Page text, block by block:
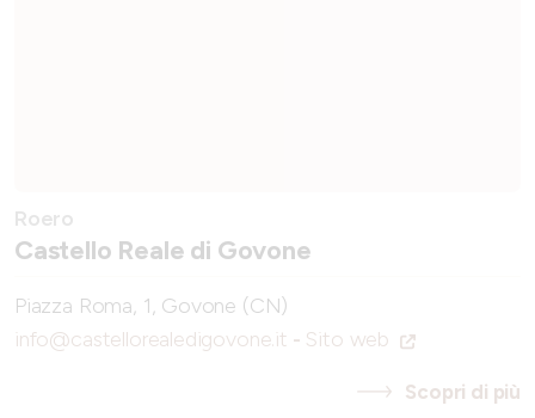
Roero
Castello Reale di Govone
Piazza Roma, 1, Govone (CN)
info@castellorealedigovone.it - Sito web
Scopri di più